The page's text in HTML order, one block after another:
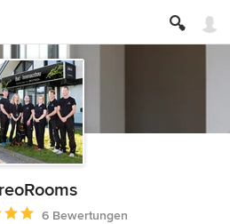
Bewertung: 5 von 5 Sternen
6 Bewertungen